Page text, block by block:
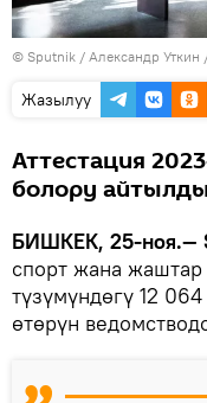
© Sputnik / Александр Уткин
Жазылуу
Аттестация
болору
БИШКЕК, 25-ноя.—
спорт жана
түзүмүндөгү 12
өтөрүн